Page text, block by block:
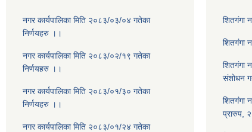
नगर कार्यपालिका मिति २०८३/०३/०४ गतेका
निर्णयहरु ।।
नगर कार्यपालिका मिति २०८३/०२/१९ गतेका
निर्णयहरु ।।
नगर कार्यपालिका मिति २०८३/०१/३० गतेका
निर्णयहरु ।।
नगर कार्यपालिका मिति २०८३/०१/२४ गतेका
शितगंगा
शितगंगा
शितगंगा
संशोधन
शितगंगा
प्रारुप,